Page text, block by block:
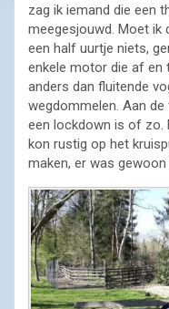
zag ik iemand die een
meegesjouwd. Moet ik
een half uurtje niets,
enkele motor die af en
anders dan fluitende
wegdommelen. Aan
een lockdown is of zo.
kon rustig op het
maken, er was gewoon